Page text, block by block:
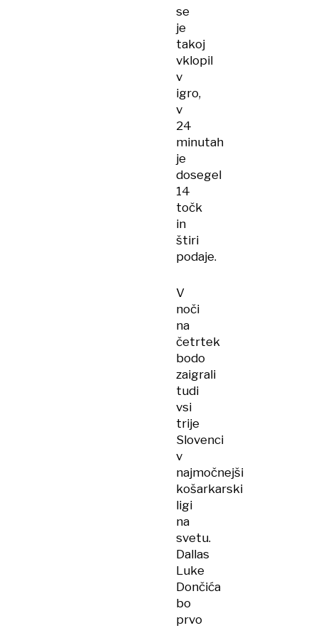
se
je
takoj
vklopil
v
igro,
v
24
minutah
je
dosegel
14
točk
in
štiri
podaje.
V
noči
na
četrtek
bodo
zaigrali
tudi
vsi
trije
Slovenci
v
najmočnejši
košarkarski
ligi
na
svetu.
Dallas
Luke
Dončića
bo
prvo